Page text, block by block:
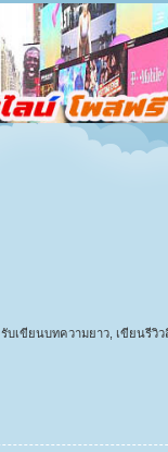
รับเขียนบทความยาว, เขียนรีวิ